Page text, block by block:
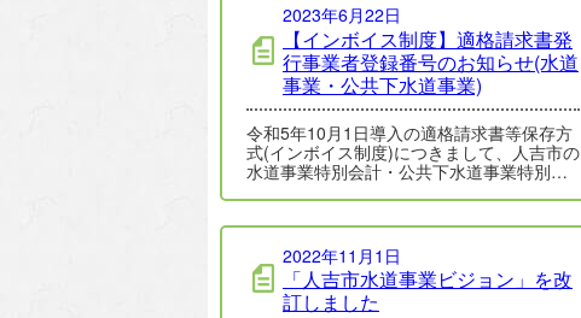
2023年6月22日
【インボイス制度】適格請求書発
行事業者登録番号のお知らせ(水道
事業・公共下水道事業)
令和5年10月1日導入の適格請求書等保存方
式(インボイス制度)につきまして、人吉市の
水道事業特別会計・公共下水道事業特別会
2022年11月1日
「人吉市水道事業ビジョン」を改
訂しました